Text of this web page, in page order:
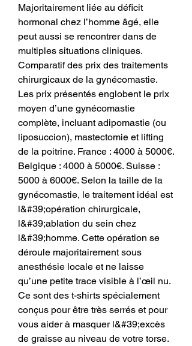
Majoritairement liée au déficit
hormonal chez l’homme âgé, elle
peut aussi se rencontrer dans de
multiples situations cliniques.
Comparatif des prix des traitements
chirurgicaux de la gynécomastie.
Les prix présentés englobent le prix
moyen d’une gynécomastie
complète, incluant adipomastie (ou
liposuccion), mastectomie et lifting
de la poitrine. France : 4000 à 5000€.
Belgique : 4000 à 5000€. Suisse :
5000 à 6000€. Selon la taille de la
gynécomastie, le traitement idéal est
l&#39;opération chirurgicale,
l&#39;ablation du sein chez
l&#39;homme. Cette opération se
déroule majoritairement sous
anesthésie locale et ne laisse
qu’une petite trace visible à l’œil nu.
Ce sont des t-shirts spécialement
conçus pour être très serrés et pour
vous aider à masquer l&#39;excès
de graisse au niveau de votre torse.